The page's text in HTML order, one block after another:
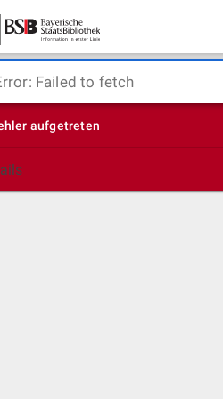
Failed to fetch
aufgetreten